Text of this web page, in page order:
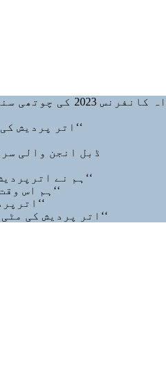
’’اتر پردیش کی ڈبل انجن کی سرکار ریاست کے لوگوں کی زندگی کو آسان بنانے کے لیے دن رات کام کر رہی ہے‘‘
ڈبل انجن والی
’’ہم نے اترپردیش میں زندی کو آسانے بنانے اور کاروبار کرنے میں آسانی پیدار کرنے پریکساں زور دیا ہے‘‘
’’ہم اس وقت تک سکون سے نہیں بیٹھیں گے،جب تک کہ سرکاری اسکیموں کےفائدے ہر شخص تک نہ پہنچ جائیں‘‘
’’اترپردیش ایک ایسی ریاست ہے، جہاں سب سے زیادہ ایکسپریس ویز اور بین الاقوامی ہوائی اڈے ہیں‘‘
’’اتر پردیش کی مٹی کے سپوت چودھری چرن سنگھ جی کی عزت افزائی کرنا ملک کے کروڑوں کسانوں کے لیے اعزاز ہے‘‘